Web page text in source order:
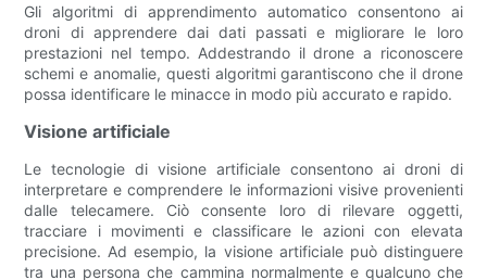
Gli algoritmi di apprendimento automatico consentono ai
droni di apprendere dai dati passati e migliorare le loro
prestazioni nel tempo. Addestrando il drone a riconoscere
schemi e anomalie, questi algoritmi garantiscono che il drone
possa identificare le minacce in modo più accurato e rapido.
Visione artificiale
Le tecnologie di visione artificiale consentono ai droni di
interpretare e comprendere le informazioni visive provenienti
dalle telecamere. Ciò consente loro di rilevare oggetti,
tracciare i movimenti e classificare le azioni con elevata
precisione. Ad esempio, la visione artificiale può distinguere
tra una persona che cammina normalmente e qualcuno che